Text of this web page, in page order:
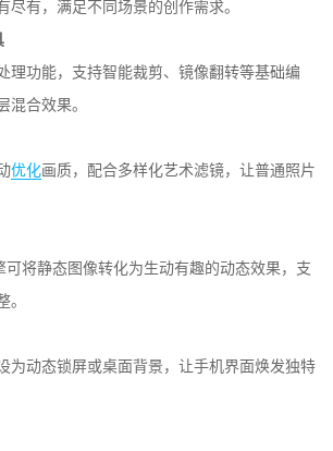
尽有，满足不同场景的创作需求。
理功能，支持智能裁剪、镜像翻转等基础编
混合效果。
优化画质，配合多样化艺术滤镜，让普通照片
可将静态图像转化为生动有趣的动态效果，支
。
为动态锁屏或桌面背景，让手机界面焕发独特